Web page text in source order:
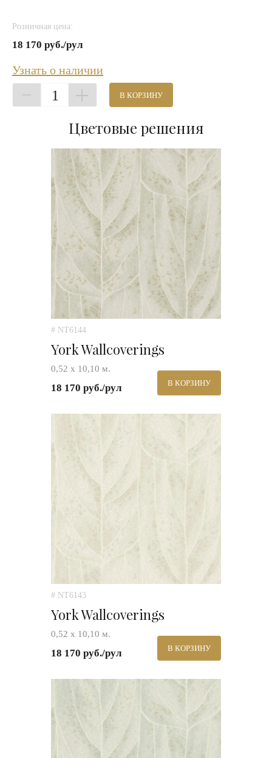
Розничная цена:
18 170 руб./рул
Узнать о наличии
1 В КОРЗИНУ
Цветовые решения
# NT6144
York Wallcoverings
0,52 х 10,10 м.
18 170 руб./рул В КОРЗИНУ
# NT6143
York Wallcoverings
0,52 х 10,10 м.
18 170 руб./рул В КОРЗИНУ